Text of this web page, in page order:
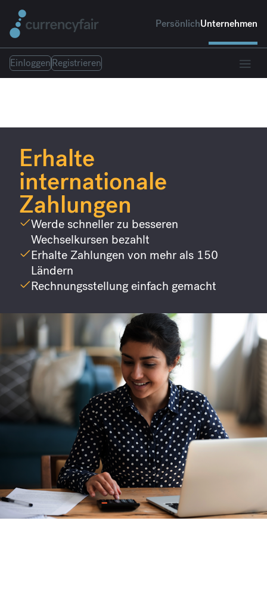
PersönlichUnternehmen
EinloggenRegistrieren
Erhalte
internationale
Zahlungen
Werde schneller zu besseren
Wechselkursen bezahlt
Erhalte Zahlungen von mehr als 150
Ländern
Rechnungsstellung einfach gemacht